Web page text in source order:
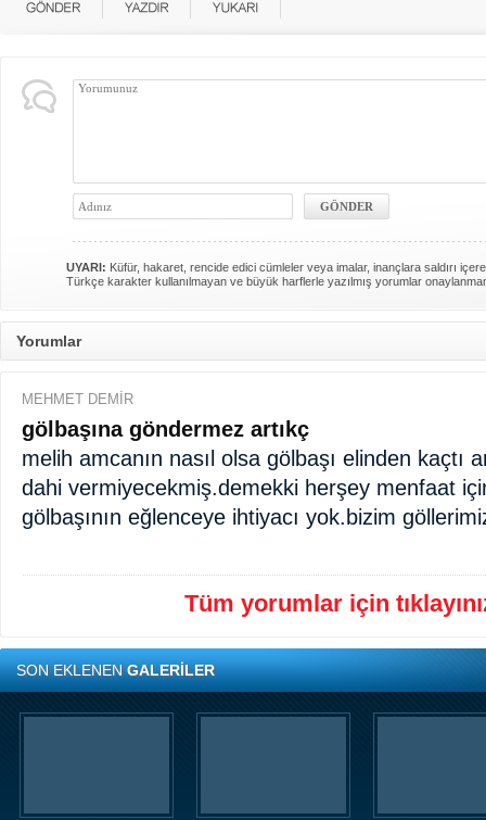
UYARI: Küfür, hakaret, rencide edici cümleler veya imalar, inançlara saldırı
Türkçe karakter kullanılmayan ve büyük harflerle yazılmış yorumlar
Yorumlar
MEHMET DEMİR
gölbaşına göndermez artıkç
melih amcanın nasıl olsa gölbaşı elinden kaçtı
dahi vermiyecekmiş.demekki herşey menfaat
gölbaşının eğlenceye ihtiyacı yok.bizim
Tüm yorumlar için
SON EKLENENGALERİLER